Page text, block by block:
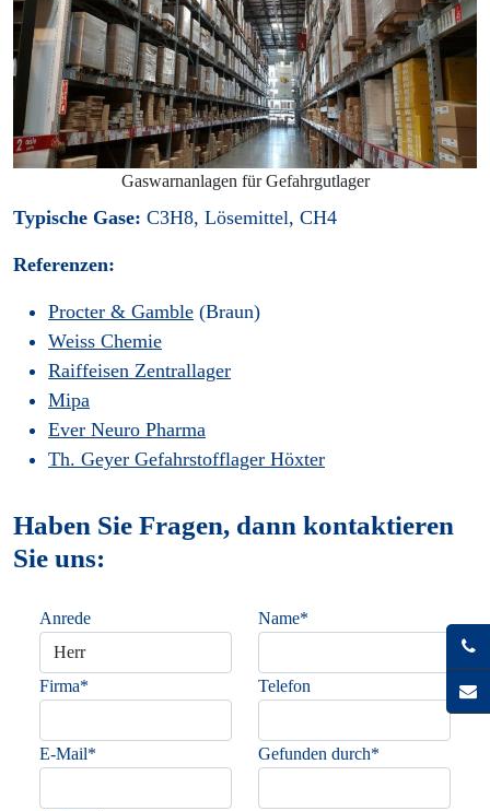
Gaswarnanlagen für Gefahrgutlager
Typische Gase: C3H8, Lösemittel, CH4
Referenzen:
Procter & Gamble (Braun)
Weiss Chemie
Raiffeisen Zentrallager
Mipa
Ever Neuro Pharma
Th. Geyer Gefahrstofflager Höxter
Haben Sie Fragen, dann kontaktieren
Sie uns:
Anrede Name*
Firma* Telefon
E-Mail* Gefunden durch*